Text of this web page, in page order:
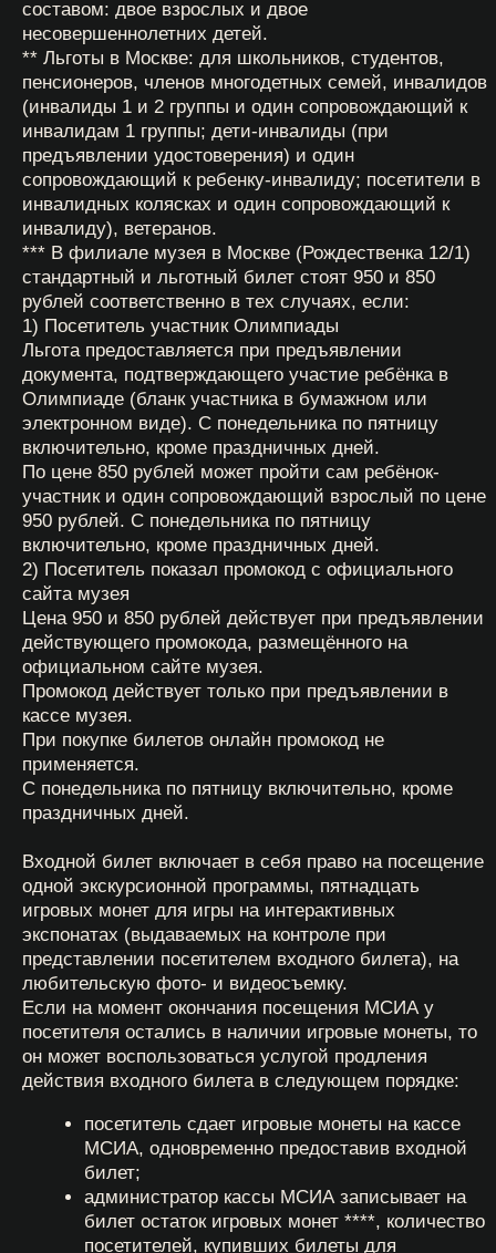
игровых монет для игры на интерактивных
экспонатах (выдаваемых на контроле при
представлении посетителем входного билета), на
любительскую фото- и видеосъемку.
Если на момент окончания посещения МСИА у
посетителя остались в наличии игровые монеты, то
он может воспользоваться услугой продления
действия входного билета в следующем порядке:
посетитель сдает игровые монеты на кассе
МСИА, одновременно предоставив входной
билет;
администратор кассы МСИА записывает на
билет остаток игровых монет ****, количество
посетителей, купивших билеты для
посещения экспозиции и/или выставок МСИА
(правило о количестве посетителей относится
к групповому посещению), ставит печать и
подпись администратора;
дает право на повторное посещение МСИА в
соответствующей зоне действия билета без
повторной оплаты. При повторном посещении
администратор на кассе МСИА выдает
указанное на билете количество монет,
аннулируя данный билет. Данный билет не
подлежит возврату денежных средств, так как
является использованным.
**** Монеты для игровых и торговых автоматов
являются собственностью МСИА. Игровые
монеты не допускается уносить из МСИА. Монеты
для автоматов (игровые жетоны) не являются
денежными средствами, не подлежат обмену на
денежные средства и/или на монеты для торговых
автоматов.
2.3. Посещение экспозиций и выставок МСИА
возможно в следующих вариантах:
индивидуальное посещение, которое
включает самостоятельный осмотр
посетителем экспозиций и/или выставок
возможностью воспользоваться
интерактивной частью (игра на автоматах из
коллекции МСИА) с использованием
полученных после прохождения билетного
индивидуальное посещение с экскурсионной
программой (без взимания дополнительной
платы). Экскурсией является осмотр
музейных экспозиций и выставок музея в
сопровождении экскурсовода МСИА.
групповое посещение с экскурсионной
программой (стоимость подлежит
предварительному согласованию с
количества посетителей в группе).
Экскурсией является осмотр музейных
экспозиций и выставок музея в
сопровождении экскурсовода МСИА.
2.4. Приобретая билет, посетитель принимает на
общественный порядок и настоящие Правила.
2.5. МСИА оставляет за собой право определять
особый порядок продажи и стоимость входных
билетов на отдельные мероприятия МСИА.
2.6. МСИА не несет ответственность за
недействительность входных билетов,
приобретенных не в кассах МСИА и/или не на
официальных интернет-ресурсах МСИА, и не